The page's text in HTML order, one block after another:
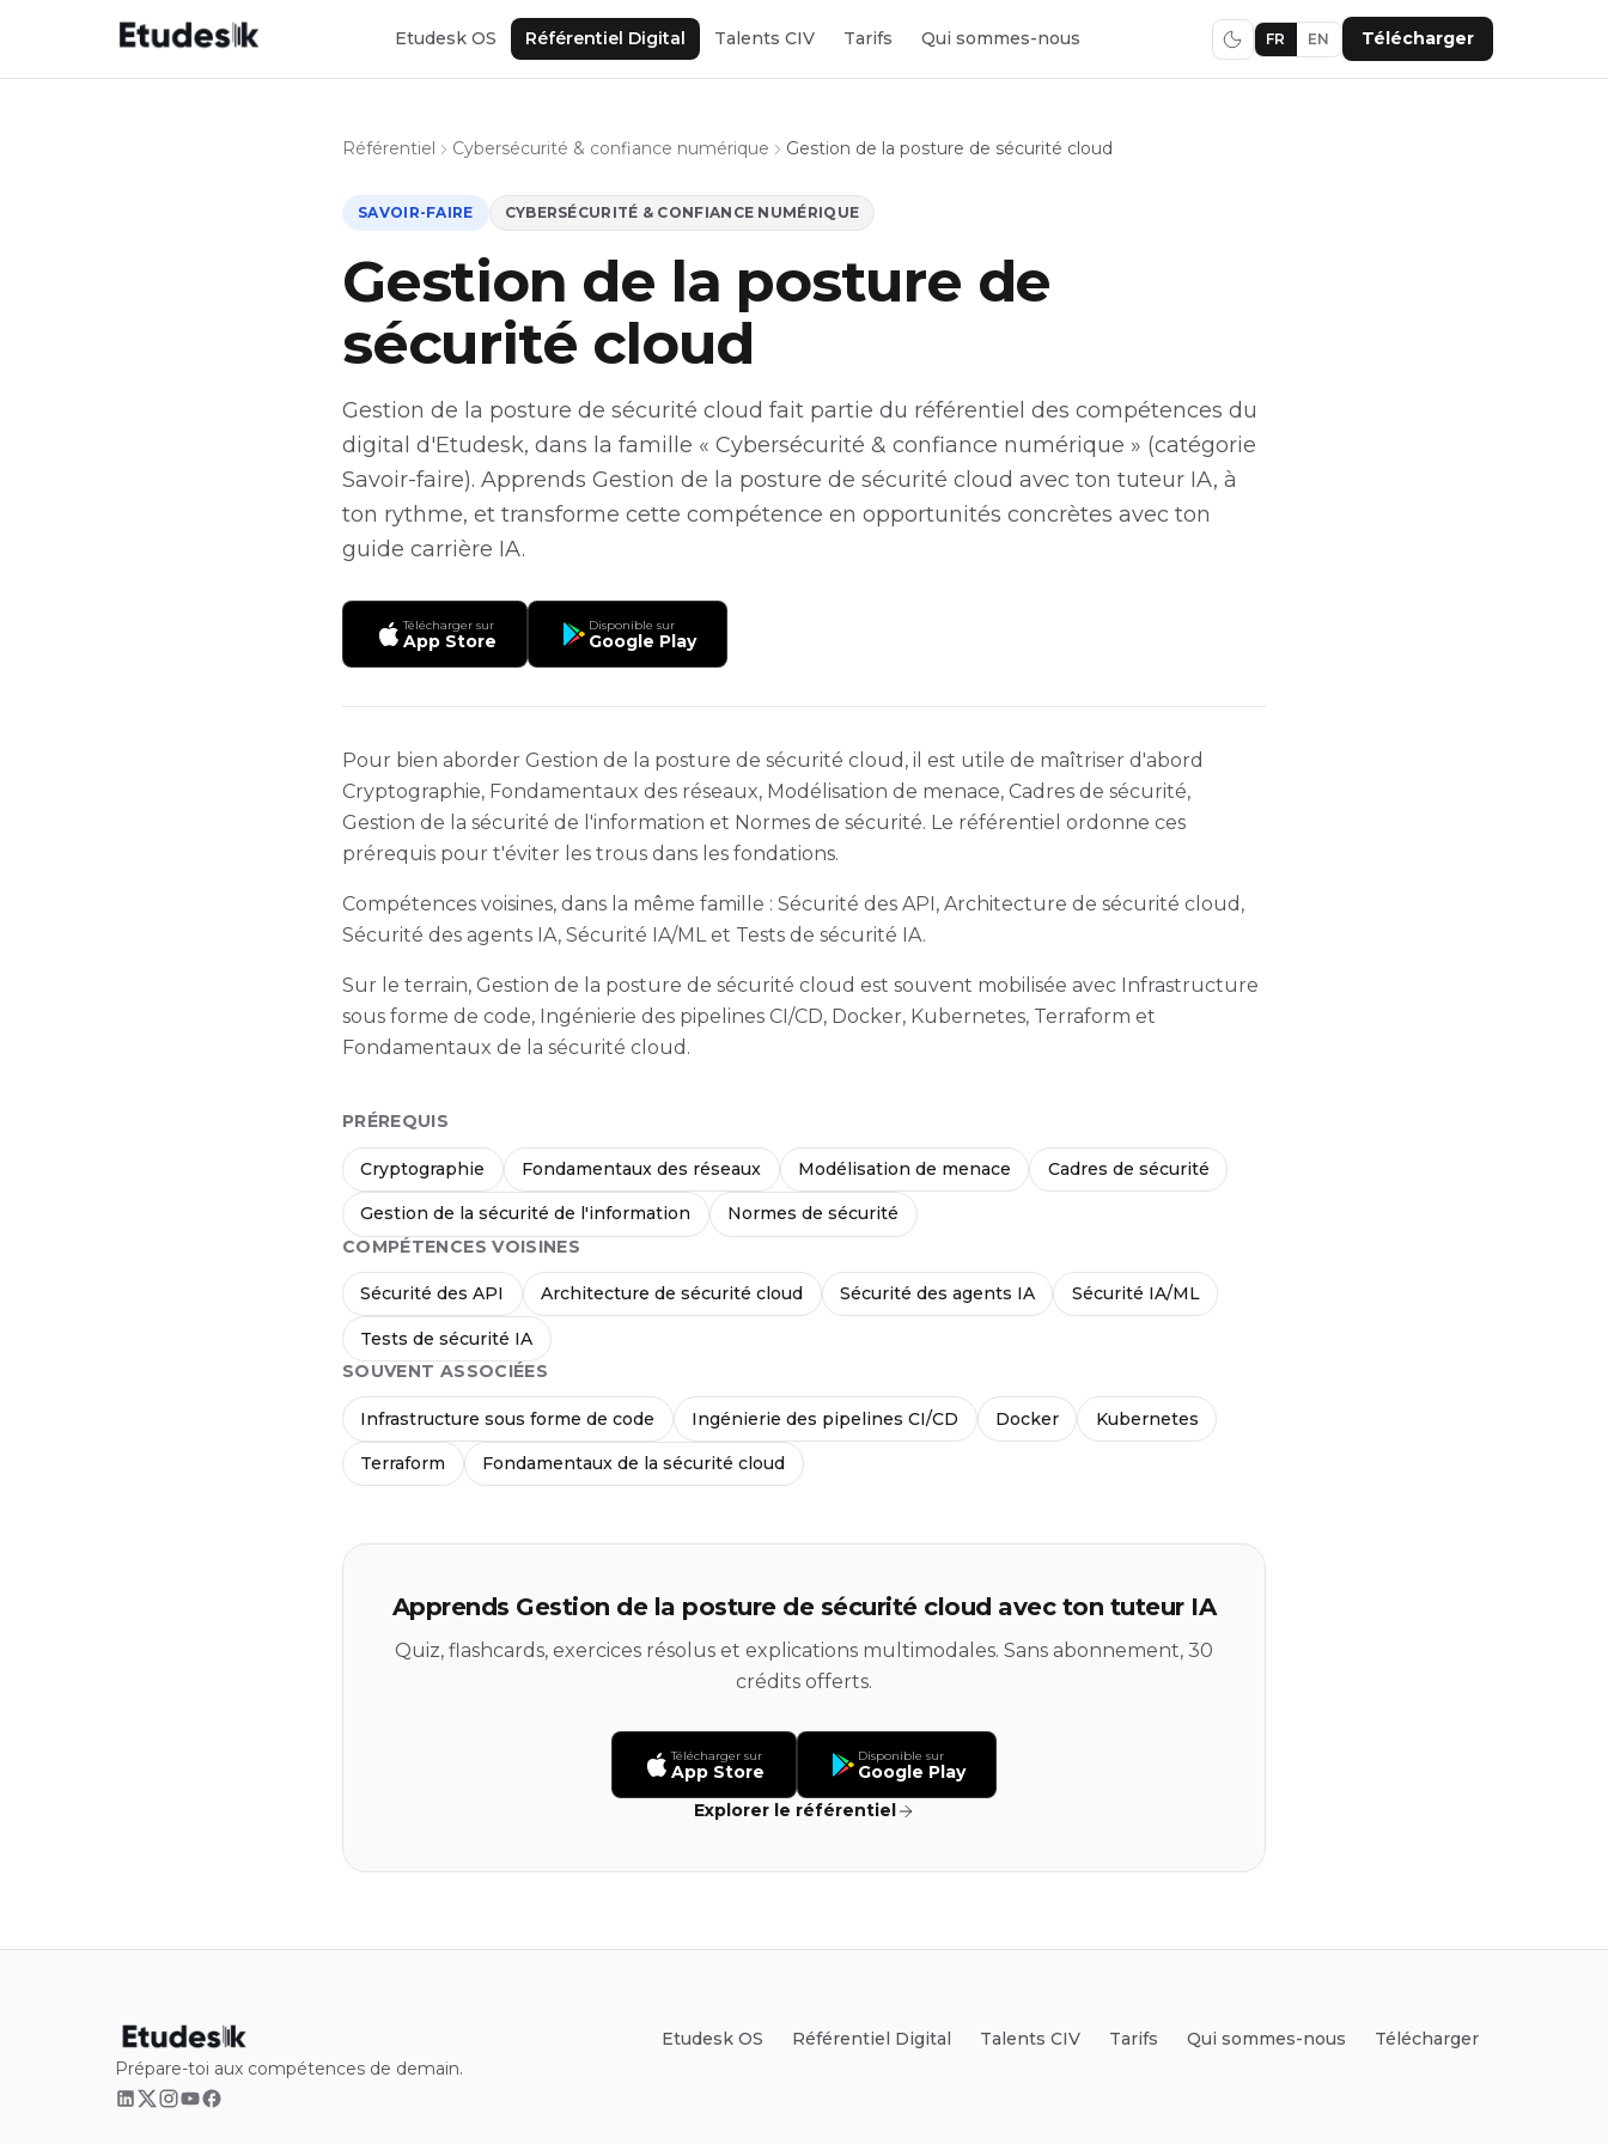
Etudesk OS Référentiel Digital Talents CIV Tarifs Qui sommes-nous FR EN Télécharger
Référentiel Cybersécurité & confiance numérique Gestion de la posture de sécurité cloud
SAVOIR-FAIRE CYBERSÉCURITÉ & CONFIANCE NUMÉRIQUE
Gestion de la posture de
sécurité cloud
Gestion de la posture de sécurité cloud fait partie du référentiel des compétences du
digital d'Etudesk, dans la famille « Cybersécurité & confiance numérique » (catégorie
Savoir-faire). Apprends Gestion de la posture de sécurité cloud avec ton tuteur IA, à
ton rythme, et transforme cette compétence en opportunités concrètes avec ton
guide carrière IA.
Télécharger sur
App Store
Disponible sur
Google Play
Pour bien aborder Gestion de la posture de sécurité cloud, il est utile de maîtriser d'abord
Cryptographie, Fondamentaux des réseaux, Modélisation de menace, Cadres de sécurité,
Gestion de la sécurité de l'information et Normes de sécurité. Le référentiel ordonne ces
prérequis pour t'éviter les trous dans les fondations.
Compétences voisines, dans la même famille : Sécurité des API, Architecture de sécurité cloud,
Sécurité des agents IA, Sécurité IA/ML et Tests de sécurité IA.
Sur le terrain, Gestion de la posture de sécurité cloud est souvent mobilisée avec Infrastructure
sous forme de code, Ingénierie des pipelines CI/CD, Docker, Kubernetes, Terraform et
Fondamentaux de la sécurité cloud.
PRÉREQUIS
Cryptographie Fondamentaux des réseaux Modélisation de menace Cadres de sécurité
Gestion de la sécurité de l'information
Normes de sécurité
COMPÉTENCES VOISINES
Sécurité des API Architecture de sécurité cloud Sécurité des agents IA Sécurité IA/ML
Tests de sécurité IA
SOUVENT ASSOCIÉES
Infrastructure sous forme de code Ingénierie des pipelines CI/CD Docker Kubernetes
Terraform Fondamentaux de la sécurité cloud
Apprends Gestion de la posture de sécurité cloud avec ton tuteur IA
Quiz, flashcards, exercices résolus et explications multimodales. Sans abonnement, 30
crédits offerts.
Télécharger sur
App Store
Disponible sur
Google Play
Explorer le référentiel
Prépare-toi aux compétences de demain.
Etudesk OS Référentiel Digital Talents CIV Tarifs Qui sommes-nous Télécharger